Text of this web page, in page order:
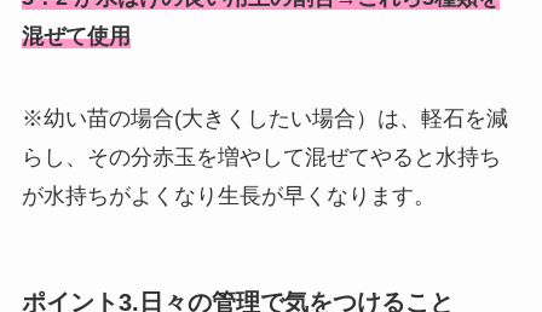
混ぜて使用
※幼い苗の場合(大きくしたい場合）は、軽石を減
らし、その分赤玉を増やして混ぜてやると水持ち
が水持ちがよくなり生長が早くなります。
ポイント3.日々の管理で気をつけること